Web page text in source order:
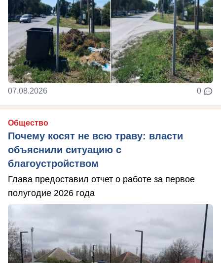
07.08.2026 0
Общество
Почему косят не всю траву: власти
объяснили ситуацию с
благоустройством
Глава предоставил отчет о работе за первое
полугодие 2026 года